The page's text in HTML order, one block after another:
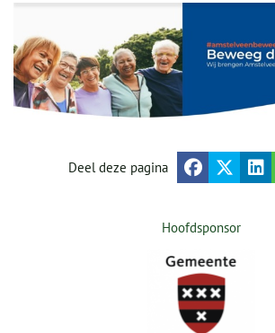
Deel deze pagina
Hoofdsponsor